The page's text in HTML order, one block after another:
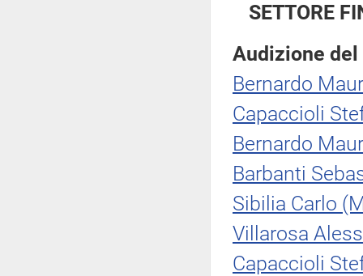
SETTORE
Audizione
Bernardo
Capaccioli
Bernardo
Barbanti
Sibilia Carlo
Villarosa
Capaccioli